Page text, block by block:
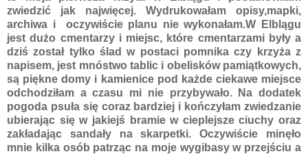
zwiedzić jak najwięcej. Wydrukowałam opisy,mapki,
archiwa i oczywiście planu nie wykonałam.W Elblągu
jest dużo cmentarzy i miejsc, które cmentarzami były a
dziś został tylko ślad w postaci pomnika czy krzyża z
napisem, jest mnóstwo tablic i obelisków pamiątkowych,
są piękne domy i kamienice pod każde ciekawe miejsce
odchodziłam a czasu mi nie przybywało. Na dodatek
pogoda psuła się coraz bardziej i kończyłam zwiedzanie
ubierając się w jakiejś bramie w cieplejsze ciuchy oraz
zakładając sandały na skarpetki. Oczywiście minęło
mnie kilka osób patrząc na moje wygibasy w przejściu a